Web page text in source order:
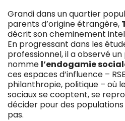
Grandi dans un quartier
parents d’origine étrangère,
décrit son cheminement
En progressant dans les
professionnel, il a observé un
nomme l’endogamie
ces espaces d’influence –
philanthropie, politique – où
sociaux se cooptent, se
décider pour des
pas.